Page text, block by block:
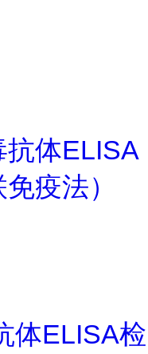
体ELISA
疫法）
体ELISA检